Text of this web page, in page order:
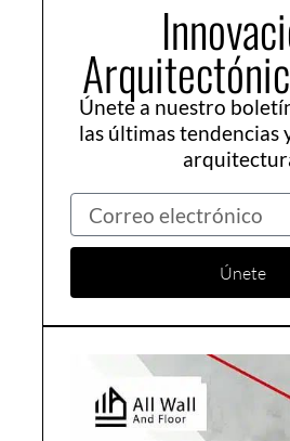
Únete a nuestro
las últimas tendencias
Correo
electrónico
Únete